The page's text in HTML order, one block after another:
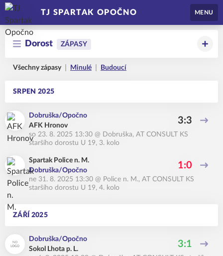
TJ SPARTAK OPOČNO MENU
Dorost ZÁPASY
Všechny zápasy Minulé Budoucí
SRPEN 2025
Dobruška/Opočno
AFK Hronov
3:3
so 23. 8. 2025 13:30 @ Dobruška, AT CONSULT KS
staršího dorostu U 19, 3. kolo
Spartak Police n. M.
Dobruška/Opočno
1:0
ne 31. 8. 2025 13:30 @ Police n. M., AT CONSULT KS
staršího dorostu U 19, 4. kolo
ZÁŘÍ 2025
Dobruška/Opočno
Sokol Lhota p. L.
3:1